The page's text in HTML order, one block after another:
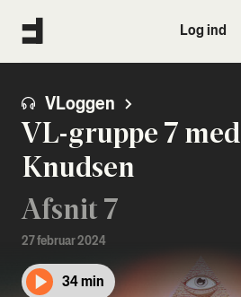
Log ind
VLoggen
VL-gruppe 7
Knudsen
Afsnit 7
27 februar 2024
34 min